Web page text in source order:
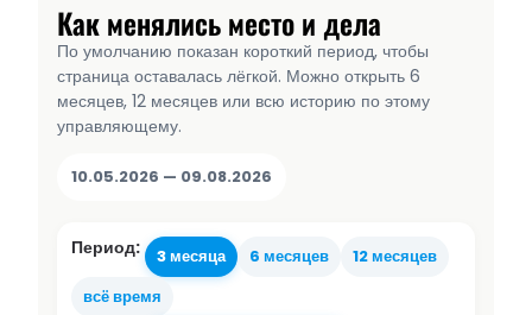
Как менялись место и дела
По умолчанию показан короткий период, чтобы
страница оставалась лёгкой. Можно открыть 6
месяцев, 12 месяцев или всю историю по этому
управляющему.
10.05.2026 — 09.08.2026
Период: 3 месяца 6 месяцев
12 месяцев
всё время